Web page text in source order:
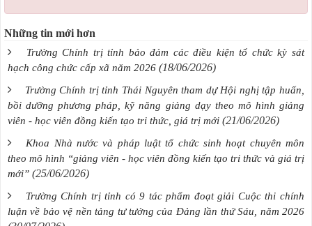
Những tin mới hơn
Trường Chính trị tỉnh bảo đảm các điều kiện tổ chức kỳ sát
hạch công chức cấp xã năm 2026 (18/06/2026)
Trường Chính trị tỉnh Thái Nguyên tham dự Hội nghị tập huấn,
bồi dưỡng phương pháp, kỹ năng giảng dạy theo mô hình giảng
viên - học viên đồng kiến tạo tri thức, giá trị mới (21/06/2026)
Khoa Nhà nước và pháp luật tổ chức sinh hoạt chuyên môn
theo mô hình “giảng viên - học viên đồng kiến tạo tri thức và giá trị
mới” (25/06/2026)
Trường Chính trị tỉnh có 9 tác phẩm đoạt giải Cuộc thi chính
luận về bảo vệ nền tảng tư tưởng của Đảng lần thứ Sáu, năm 2026